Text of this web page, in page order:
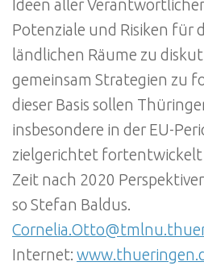
Ideen aller
Potenziale und Risiken für
ländlichen Räume zu
gemeinsam Strategien zu
dieser Basis sollen
insbesondere in der EU-
zielgerichtet
Zeit nach 2020
so Stefan Baldus.
Internet: